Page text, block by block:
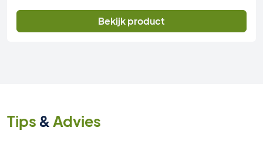
Bekijk product
Tips &Advies